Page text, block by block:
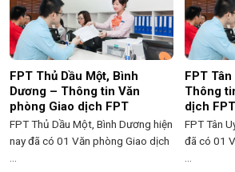
FPT Thủ Dầu Một, Bình
Dương – Thông tin Văn
phòng Giao dịch FPT
FPT Thủ Dầu Một, Bình Dương hiện
nay đã có 01 Văn phòng Giao dịch
FPT
Thông
dịch FPT
FPT Tân
đã có 01